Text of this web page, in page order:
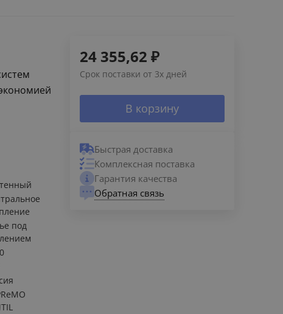
под
24 355,62 ₽
Срок поставки от 3х дней
В корзину
Быстрая доставка
Комплексная поставка
Гарантия качества
Обратная связь